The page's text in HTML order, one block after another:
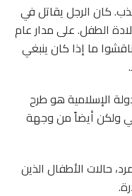
كان الرجل يقاتل في
الطفل. على مدار عام
ما إذا كان ينبغي
الإسلامية هو طرح
ولكن أيضاً من وجهة
حالات الأطفال الذين